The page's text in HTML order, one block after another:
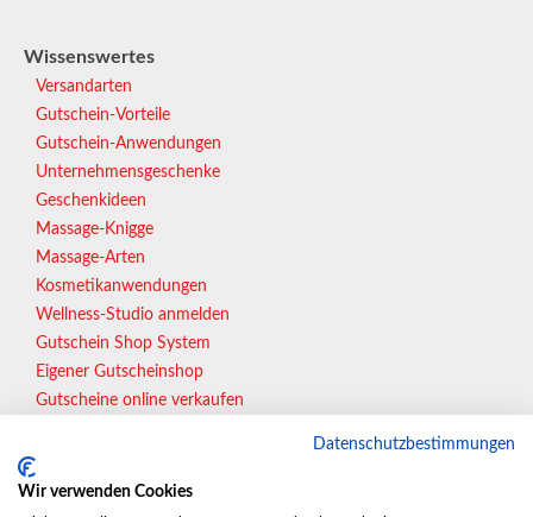
Wissenswertes
Versandarten
Gutschein-Vorteile
Gutschein-Anwendungen
Unternehmensgeschenke
Geschenkideen
Massage-Knigge
Massage-Arten
Kosmetikanwendungen
Wellness-Studio anmelden
Gutschein Shop System
Eigener Gutscheinshop
Gutscheine online verkaufen
In Vorbereitung:
Datenschutzbestimmungen
Wir verwenden Cookies